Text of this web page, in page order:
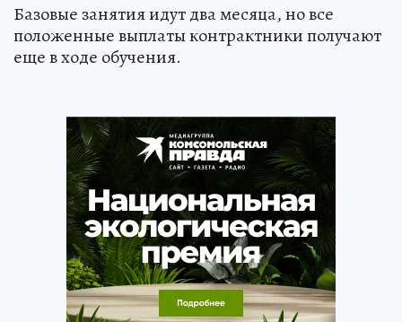
Базовые занятия идут два месяца, но все
положенные выплаты контрактники получают
еще в ходе обучения.